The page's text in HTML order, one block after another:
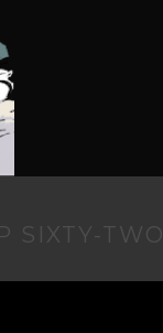
SIXTY-TWO